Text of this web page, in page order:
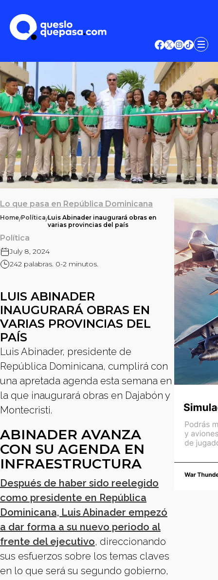
Lo que pasa en República Dominicana
Home/Política/Luis Abinader inaugurará obras en
varias provincias del país
Política
July 8, 2024
242 palabras. 0-2 minutos.
LUIS ABINADER
INAUGURARÁ OBRAS EN
VARIAS PROVINCIAS DEL
PAÍS
Luis Abinader, presidente de
República Dominicana, cumplirá con
una apretada agenda esta semana en
la que inaugurará obras en Dajabón y
Montecristi.
ABINADER AVANZA
CON SU AGENDA EN
INFRAESTRUCTURA
Después de haber sido reelegido
como presidente en República
Dominicana, Luis Abinader empezó
a dar forma a su nuevo periodo al
frente del ejecutivo, direccionando
sus esfuerzos sobre los temas claves
en lo que será su segundo gobierno,